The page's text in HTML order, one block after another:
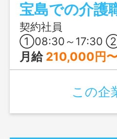
宝島での介護
契約社員
①08:30～17:30 ②18:00～
月給 210,000円〜240,000円 【給与の詳
この企